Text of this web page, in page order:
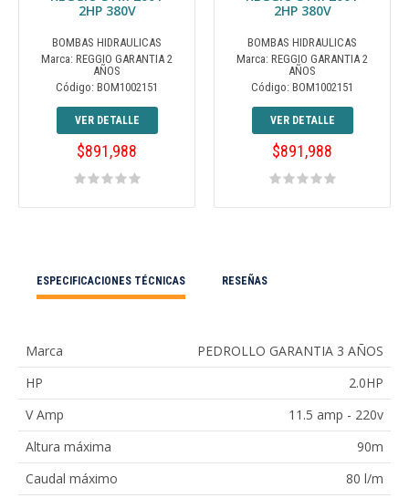
2HP 380V
BOMBAS HIDRAULICAS
Marca: REGGIO GARANTIA 2
AÑOS
Código: BOM1002151
VER DETALLE
$891,988
2HP 380V
BOMBAS HIDRAULICAS
Marca: REGGIO GARANTIA 2
AÑOS
Código: BOM1002151
VER DETALLE
$891,988
ESPECIFICACIONES TÉCNICAS RESEÑAS
Marca
PEDROLLO GARANTIA 3 AÑOS
HP
2.0HP
V Amp
11.5 amp - 220v
Altura máxima
90m
Caudal máximo
80 l/m